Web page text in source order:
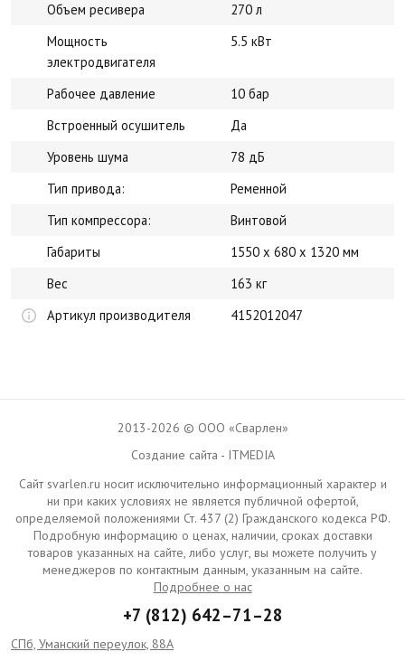
Объем ресивера
270 л
Мощность
электродвигателя
5.5 кВт
Рабочее давление
10 бар
Встроенный осушитель
Да
Уровень шума
78 дБ
Тип привода:
Ременной
Тип компрессора:
Винтовой
Габариты
1550 x 680 x 1320 мм
Вес
163 кг
Артикул производителя
4152012047
2013-2026 © ООО «Сварлен»
Создание сайта - ITMEDIA
Сайт svarlen.ru носит исключительно информационный характер и
ни при каких условиях не является публичной офертой,
определяемой положениями Ст. 437 (2) Гражданского кодекса РФ.
Подробную информацию о ценах, наличии, сроках доставки
товаров указанных на сайте, либо услуг, вы можете получить у
менеджеров по контактным данным, указанным на сайте.
Подробнее о нас
+7 (812) 642–71–28
СПб, Уманский переулок, 88А